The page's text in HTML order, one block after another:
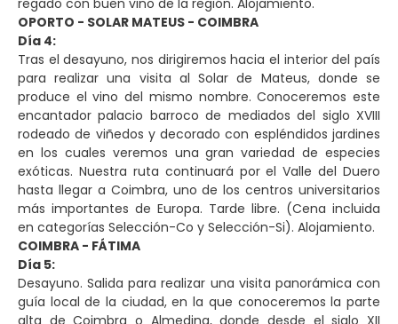
regado con buen vino de la región. Alojamiento.
OPORTO - SOLAR MATEUS - COIMBRA
Día 4:
Tras el desayuno, nos dirigiremos hacia el interior del país
para realizar una visita al Solar de Mateus, donde se
produce el vino del mismo nombre. Conoceremos este
encantador palacio barroco de mediados del siglo XVIII
rodeado de viñedos y decorado con espléndidos jardines
en los cuales veremos una gran variedad de especies
exóticas. Nuestra ruta continuará por el Valle del Duero
hasta llegar a Coimbra, uno de los centros universitarios
más importantes de Europa. Tarde libre. (Cena incluida
en categorías Selección-Co y Selección-Si). Alojamiento.
COIMBRA - FÁTIMA
Día 5:
Desayuno. Salida para realizar una visita panorámica con
guía local de la ciudad, en la que conoceremos la parte